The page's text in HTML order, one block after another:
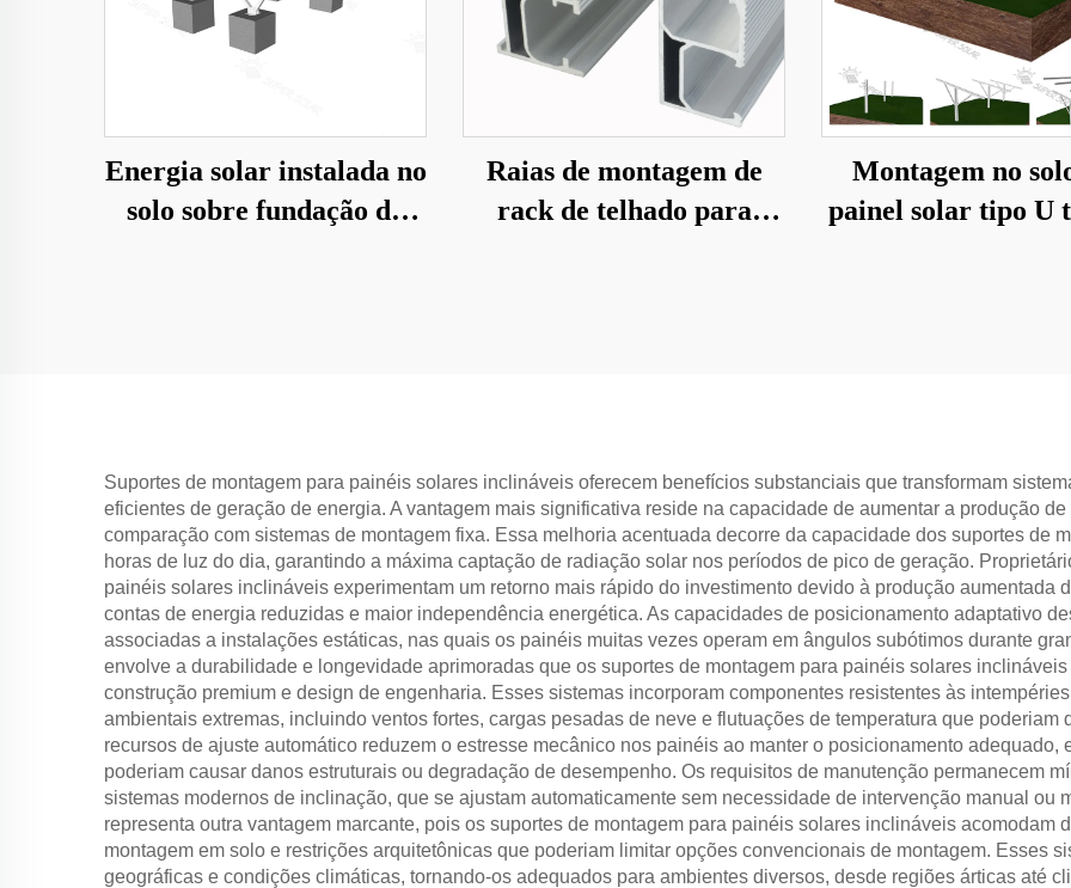
Energia solar instalada no
solo sobre fundação de
Raias de montagem de
rack de telhado para
Montagem no
painel solar tipo U
Suportes de montagem para painéis solares inclináveis oferecem benefícios substanciais que transformam
eficientes de geração de energia. A vantagem mais significativa reside na capacidade de aumentar a produção
comparação com sistemas de montagem fixa. Essa melhoria acentuada decorre da capacidade dos suportes de
horas de luz do dia, garantindo a máxima captação de radiação solar nos períodos de pico de geração.
painéis solares inclináveis experimentam um retorno mais rápido do investimento devido à produção aumentada
contas de energia reduzidas e maior independência energética. As capacidades de posicionamento adaptativo
associadas a instalações estáticas, nas quais os painéis muitas vezes operam em ângulos subótimos durante
envolve a durabilidade e longevidade aprimoradas que os suportes de montagem para painéis solares
construção premium e design de engenharia. Esses sistemas incorporam componentes resistentes às
ambientais extremas, incluindo ventos fortes, cargas pesadas de neve e flutuações de temperatura que
recursos de ajuste automático reduzem o estresse mecânico nos painéis ao manter o posicionamento
poderiam causar danos estruturais ou degradação de desempenho. Os requisitos de manutenção permanecem
sistemas modernos de inclinação, que se ajustam automaticamente sem necessidade de intervenção manual ou
representa outra vantagem marcante, pois os suportes de montagem para painéis solares inclináveis acomodam
montagem em solo e restrições arquitetônicas que poderiam limitar opções convencionais de montagem. Esses
geográficas e condições climáticas, tornando-os adequados para ambientes diversos, desde regiões árticas até